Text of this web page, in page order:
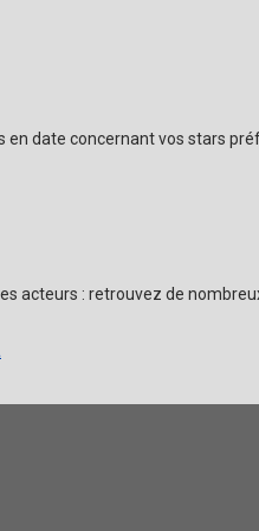
date concernant vos stars
acteurs : retrouvez de